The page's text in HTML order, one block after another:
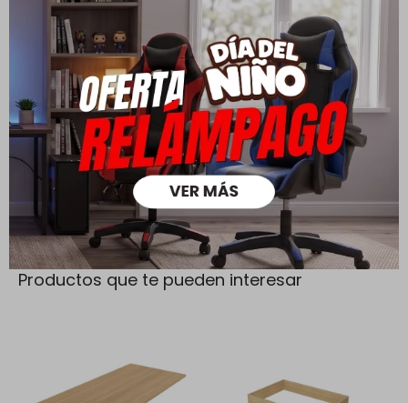
Todas las compras realizadas tienen un plazo de 5 días para
su cambio.
Ver mas
Medios de pago
Productos que te pueden interesar